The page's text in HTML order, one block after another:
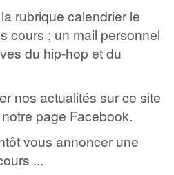
rubrique calendrier le
cours ; un mail personnel
du hip-hop et du
nos actualités sur ce site
page Facebook.
vous annoncer une
...